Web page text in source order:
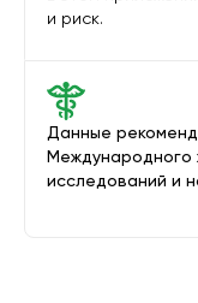
Данные
Международного
исследований и
и риск.